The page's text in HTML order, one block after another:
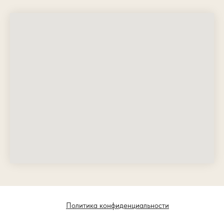
Политика конфиденциальности